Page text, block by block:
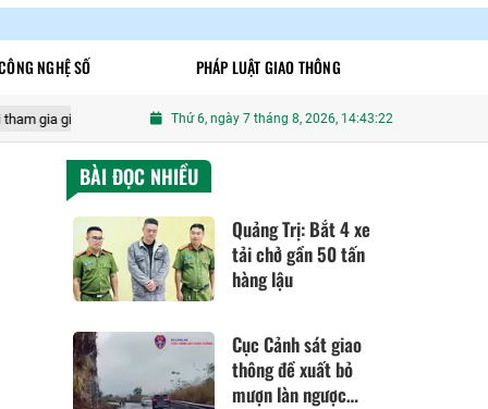
NGHỆ SỐ PHÁP LUẬT GIAO THÔNG
thông Hà Nội: Làm rõ hai thiếu niên phóng xe máy lạng lách, đánh
Thứ 6, ngày 7 tháng 8, 2026, 14:43:23
BÀI ĐỌC NHIỀU
Quảng Trị: Bắt 4 xe
tải chở gần 50 tấn
hàng lậu
Cục Cảnh sát giao
thông đề xuất bỏ
mượn làn ngược